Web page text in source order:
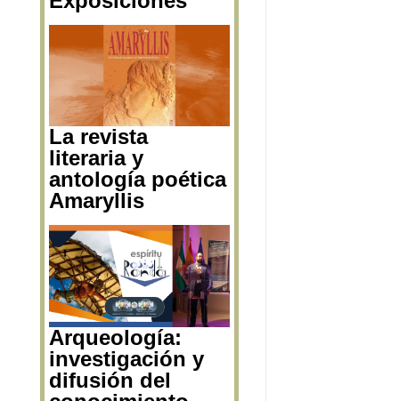
Artesanía, Diseño
y Colores en
Marruecos: Dos
Exposiciones
La revista
literaria y
antología poética
Amaryllis